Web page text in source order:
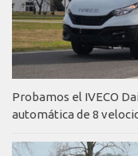
Probamos el IVECO
automática de 8